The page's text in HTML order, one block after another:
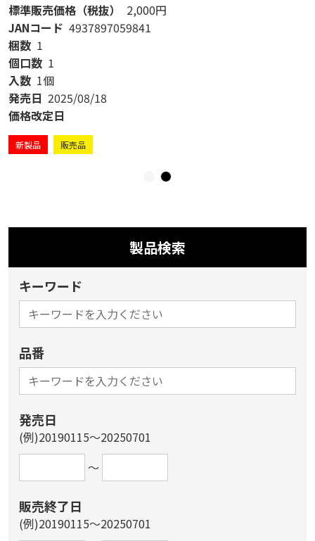
標準販売価格（税抜）
2,000円
JANコード 4937897059841
梱数 1
個口数 1
入数 1個
発売日 2025/08/18
価格改定日
新製品 販売品
製品検索
キーワード
品番
発売日
(例)20190115～20250701
～
販売終了日
(例)20190115～20250701